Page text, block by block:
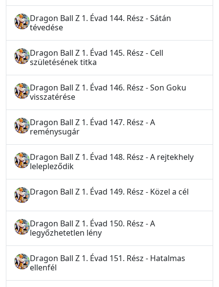
Dragon Ball Z 1. Évad 144. Rész - Sátán
tévedése
Dragon Ball Z 1. Évad 145. Rész - Cell
születésének titka
Dragon Ball Z 1. Évad 146. Rész - Son Goku
visszatérése
Dragon Ball Z 1. Évad 147. Rész - A
reménysugár
Dragon Ball Z 1. Évad 148. Rész - A rejtekhely
lelepleződik
Dragon Ball Z 1. Évad 149. Rész - Közel a cél
Dragon Ball Z 1. Évad 150. Rész - A
legyőzhetetlen lény
Dragon Ball Z 1. Évad 151. Rész - Hatalmas
ellenfél